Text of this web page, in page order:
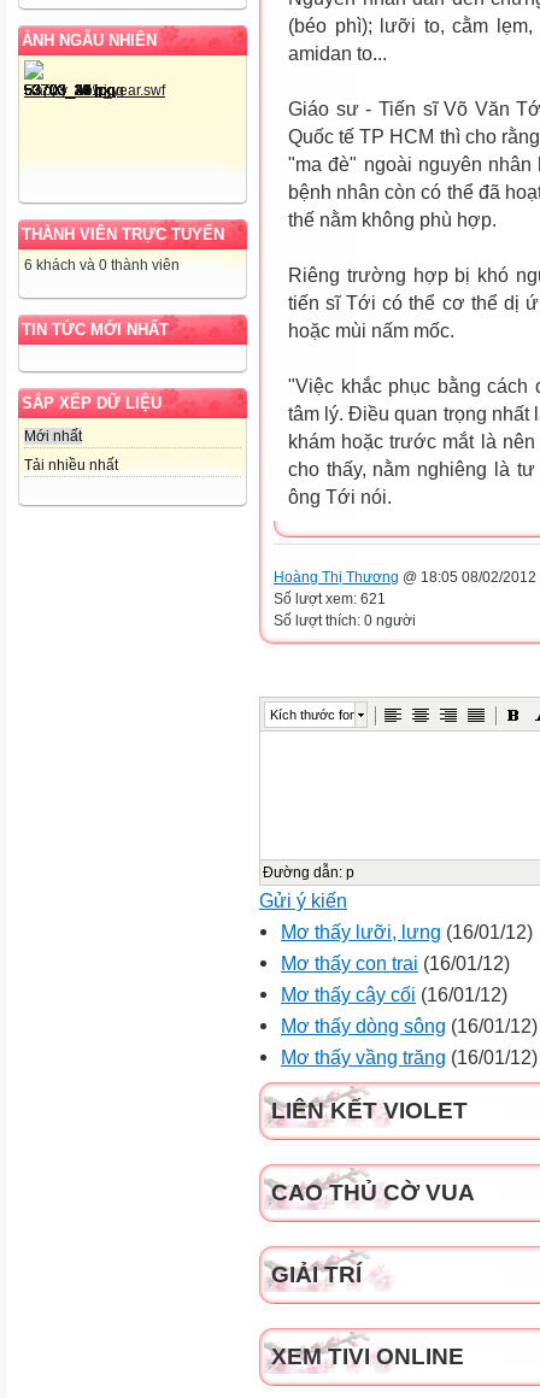
ẢNH NGẪU NHIÊN
THÀNH VIÊN TRỰC TUYẾN
6 khách và 0 thành viên
TIN TỨC MỚI NHẤT
SẮP XẾP DỮ LIỆU
Mới nhất
Tải nhiều nhất
(béo phì); lưỡi to, cằm
amidan to...
Giáo sư - Tiến sĩ Võ Văn
Quốc tế TP HCM thì cho
"ma đè" ngoài nguyên nhân
bệnh nhân còn có thể đã
thế nằm không phù hợp.
Riêng trường hợp bị khó
tiến sĩ Tới có thể cơ thể dị
hoặc mùi nấm mốc.
"Việc khắc phục bằng cách
tâm lý. Điều quan trọng nhất
khám hoặc trước mắt là
cho thấy, nằm nghiêng là
ông Tới nói.
Hoàng Thị Thương @ 18:05 08/02/2012
Số lượt xem: 621
Số lượt thích: 0 người
Kích thước font
Đường dẫn: p
Gửi ý kiến
Mơ thấy lưỡi, lưng (16/01/12)
Mơ thấy con trai (16/01/12)
Mơ thấy cây cối (16/01/12)
Mơ thấy dòng sông (16/01/12)
Mơ thấy vầng trăng (16/01/12)
LIÊN KẾT VIOLET
CAO THỦ CỜ VUA
GIẢI TRÍ
XEM TIVI ONLINE